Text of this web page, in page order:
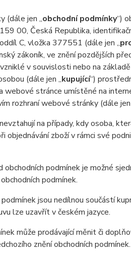
(dále jen „obchodní podmínky“)
00, Česká Republika,
C, vložka 377551 (dále jen „
zákoník, ve znění pozdějších
v souvislosti nebo na
(dále jen „kupující“)
webové stránce umístěné na
rozhraní webové stránky (dále jen
na případy, kdy osoba,
objednávání zboží v rámci své
podmínek je možné
podmínek.
jsou nedílnou součástí
lze uzavřít v českém jazyce.
může prodávající měnit či
znění obchodních podmínek.